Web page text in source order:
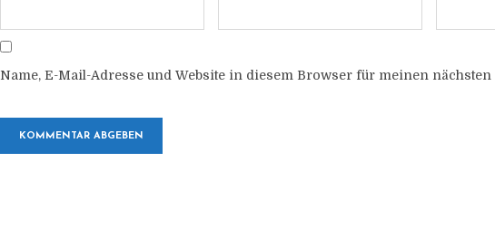
Name, E-Mail-Adresse und Website in diesem Browser für meinen